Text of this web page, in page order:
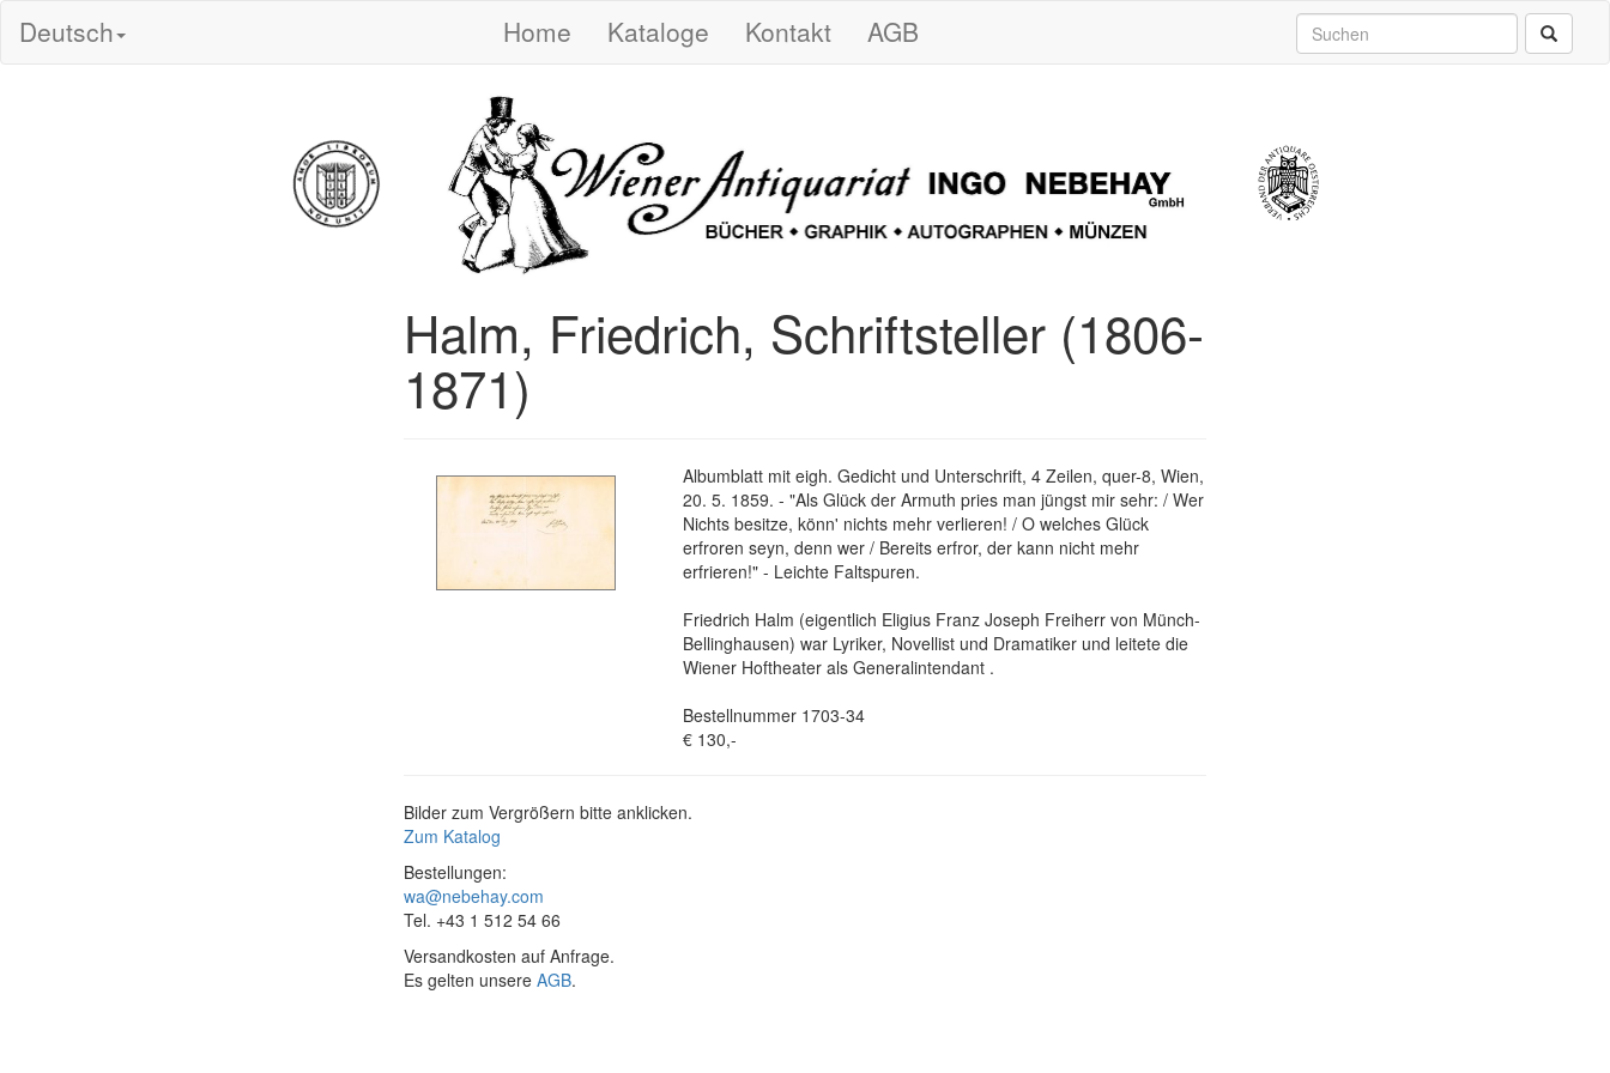
Deutsch Home Kataloge Kontakt AGB
Halm, Friedrich, Schriftsteller (1806-
1871)
Albumblatt mit eigh. Gedicht und Unterschrift, 4 Zeilen, quer-8, Wien,
20. 5. 1859. - "Als Glück der Armuth pries man jüngst mir sehr: / Wer
Nichts besitze, könn' nichts mehr verlieren! / O welches Glück
erfroren seyn, denn wer / Bereits erfror, der kann nicht mehr
erfrieren!" - Leichte Faltspuren.
Friedrich Halm (eigentlich Eligius Franz Joseph Freiherr von Münch-
Bellinghausen) war Lyriker, Novellist und Dramatiker und leitete die
Wiener Hoftheater als Generalintendant .
Bestellnummer 1703-34
€ 130,-
Bilder zum Vergrößern bitte anklicken.
Zum Katalog
Bestellungen:
wa@nebehay.com
Tel. +43 1 512 54 66
Versandkosten auf Anfrage.
Es gelten unsere AGB.